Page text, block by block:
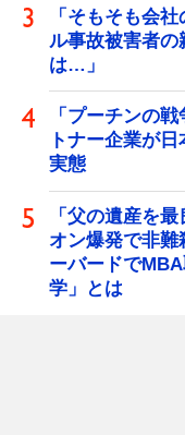
「そもそも会
ル事故被害者
は…」
「プーチンの
トナー企業が
実態
「父の遺産を
オン爆発で非
ーバードで
学」とは